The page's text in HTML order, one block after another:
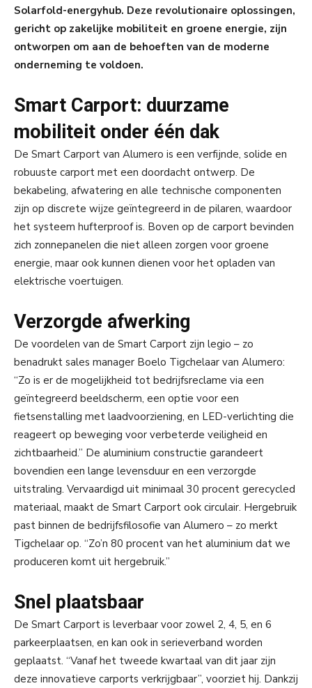
Solarfold-energyhub. Deze revolutionaire oplossingen,
gericht op zakelijke mobiliteit en groene energie, zijn
ontworpen om aan de behoeften van de moderne
onderneming te voldoen.
Smart Carport: duurzame
mobiliteit onder één dak
De Smart Carport van Alumero is een verfijnde, solide en
robuuste carport met een doordacht ontwerp. De
bekabeling, afwatering en alle technische componenten
zijn op discrete wijze geïntegreerd in de pilaren, waardoor
het systeem hufterproof is. Boven op de carport bevinden
zich zonnepanelen die niet alleen zorgen voor groene
energie, maar ook kunnen dienen voor het opladen van
elektrische voertuigen.
Verzorgde afwerking
De voordelen van de Smart Carport zijn legio – zo
benadrukt sales manager Boelo Tigchelaar van Alumero:
“Zo is er de mogelijkheid tot bedrijfsreclame via een
geïntegreerd beeldscherm, een optie voor een
fietsenstalling met laadvoorziening, en LED-verlichting die
reageert op beweging voor verbeterde veiligheid en
zichtbaarheid.” De aluminium constructie garandeert
bovendien een lange levensduur en een verzorgde
uitstraling. Vervaardigd uit minimaal 30 procent gerecycled
materiaal, maakt de Smart Carport ook circulair. Hergebruik
past binnen de bedrijfsfilosofie van Alumero – zo merkt
Tigchelaar op. “Zo’n 80 procent van het aluminium dat we
produceren komt uit hergebruik.”
Snel plaatsbaar
De Smart Carport is leverbaar voor zowel 2, 4, 5, en 6
parkeerplaatsen, en kan ook in serieverband worden
geplaatst. “Vanaf het tweede kwartaal van dit jaar zijn
deze innovatieve carports verkrijgbaar”, voorziet hij. Dankzij